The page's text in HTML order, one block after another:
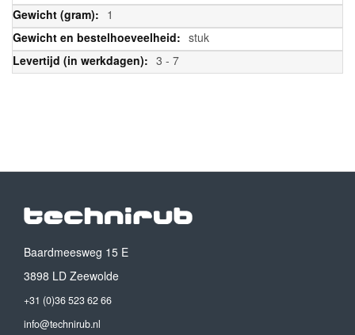
1
stuk
3 - 7
Baardmeesweg 15 E
3898 LD Zeewolde
+31 (0)36 523 62 66
info@technirub.nl